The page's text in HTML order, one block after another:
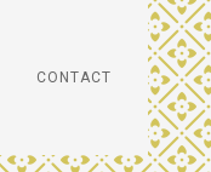
CONTACT